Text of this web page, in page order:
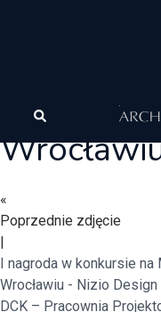
«
Poprzednie zdjęcie
|
I nagroda w konkursie
Wrocławiu - Nizio
DCK – Pracownia